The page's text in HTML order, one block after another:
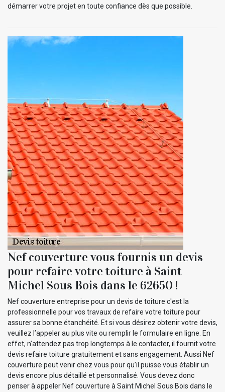
démarrer votre projet en toute confiance dès que possible.
Nef couverture vous fournis un devis
pour refaire votre toiture à Saint
Michel Sous Bois dans le 62650 !
Nef couverture entreprise pour un devis de toiture c'est la
professionnelle pour vos travaux de refaire votre toiture pour
assurer sa bonne étanchéité. Et si vous désirez obtenir votre devis,
veuillez l’appeler au plus vite ou remplir le formulaire en ligne. En
effet, n’attendez pas trop longtemps à le contacter, il fournit votre
devis refaire toiture gratuitement et sans engagement. Aussi Nef
couverture peut venir chez vous pour qu’il puisse vous établir un
devis encore plus détaillé et personnalisé. Vous devez donc
penser à appeler Nef couverture à Saint Michel Sous Bois dans le